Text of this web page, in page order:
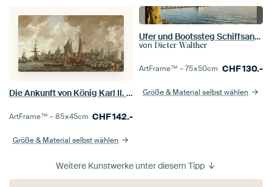
Die Ankunft von König Karl II. von England in Rotterdam, 24. Mai 1660
ArtFrame™ –85×45cm CHF142.-
Größe & Material selbst wählen
Ufer und Bootssteg Schiffsanlegestelle in Hagnau am Bodensee mit Sonne im Gegenlicht in Deutschland
von Dieter Walther
ArtFrame™ –75×50cm CHF130.-
Größe & Material selbst wählen
Weitere Kunstwerke unter diesem Tipp